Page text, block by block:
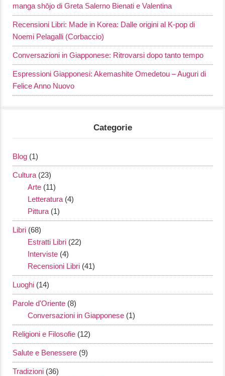
manga shōjo di Greta Salerno Bienati e Valentina
Recensioni Libri: Made in Korea: Dalle origini al K-pop di
Noemi Pelagalli (Corbaccio)
Conversazioni in Giapponese: Ritrovarsi dopo tanto tempo
Espressioni Giapponesi: Akemashite Omedetou – Auguri di
Felice Anno Nuovo
Categorie
Blog (1)
Cultura (23)
Arte (11)
Letteratura (4)
Pittura (1)
Libri (68)
Estratti Libri (22)
Interviste (4)
Recensioni Libri (41)
Luoghi (14)
Parole d'Oriente (8)
Conversazioni in Giapponese (1)
Religioni e Filosofie (12)
Salute e Benessere (9)
Tradizioni (36)